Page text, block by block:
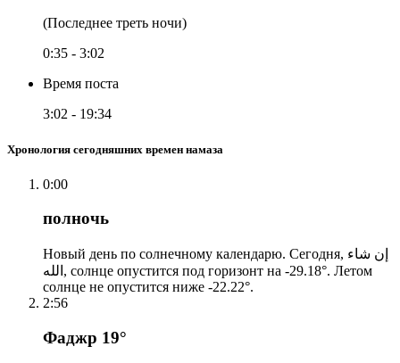
(Последнее треть ночи)
0:35 - 3:02
Время поста
3:02 - 19:34
Хронология сегодняшних времен намаза
0:00
полночь
Новый день по солнечному календарю. Сегодня, إن شاء
الله, солнце опустится под горизонт на -29.18°. Летом
солнце не опустится ниже -22.22°.
2:56
Фаджр 19°